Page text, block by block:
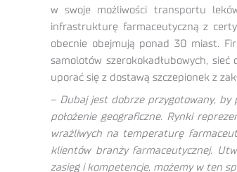
w swoje możliwości transportu
infrastrukturę farmaceutyczną z
obecnie obejmują ponad 30 miast.
samolotów szerokokadłubowych,
uporać się z dostawą szczepionek z
– Dubaj jest dobrze przygotowany, by
położenie geograficzne. Rynki
wrażliwych na temperaturę
klientów branży farmaceutycznej.
zasięg i kompetencje, możemy w ten